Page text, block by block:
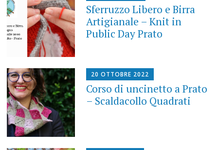
Sferruzzo Libero e Birra
Artigianale – Knit in
Public Day Prato
20 OTTOBRE 2022
Corso di uncinetto a Prato
– Scaldacollo Quadrati